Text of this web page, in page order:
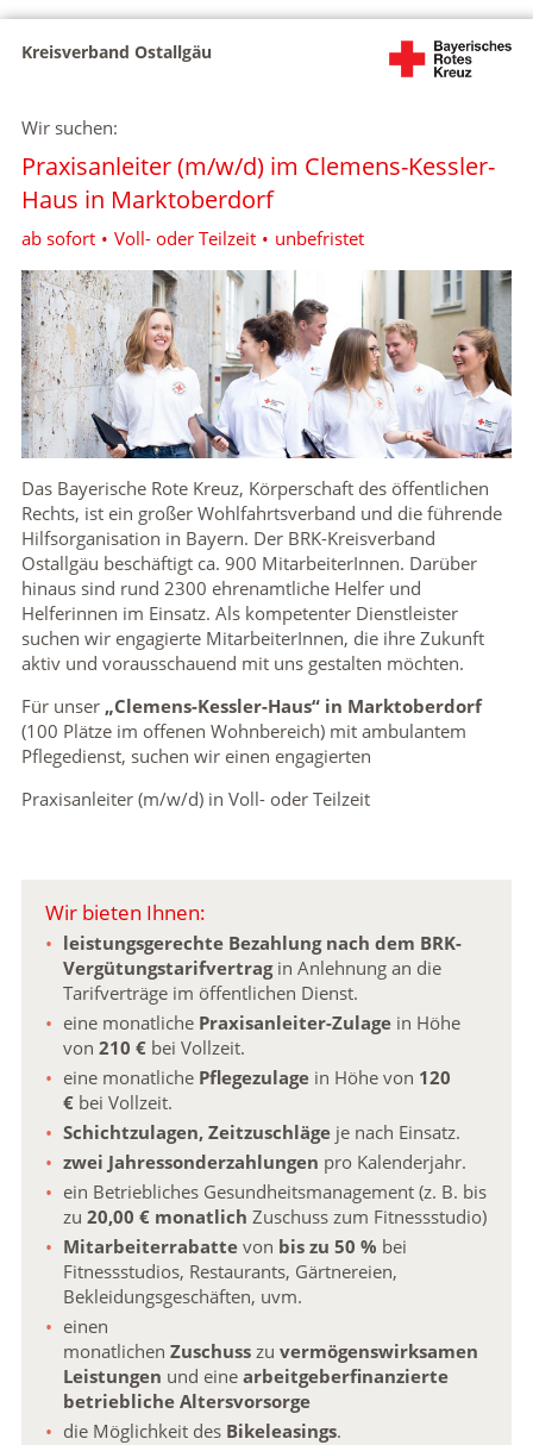
Kreisverband Ostallgäu
Wir suchen:
Praxisanleiter (m/w/d) im Clemens-Kessler-
Haus in Marktoberdorf
ab sofort Voll- oder Teilzeit unbefristet
Das Bayerische Rote Kreuz, Körperschaft des öffentlichen
Rechts, ist ein großer Wohlfahrtsverband und die führende
Hilfsorganisation in Bayern. Der BRK-Kreisverband
Ostallgäu beschäftigt ca. 900 MitarbeiterInnen. Darüber
hinaus sind rund 2300 ehrenamtliche Helfer und
Helferinnen im Einsatz. Als kompetenter Dienstleister
suchen wir engagierte MitarbeiterInnen, die ihre Zukunft
aktiv und vorausschauend mit uns gestalten möchten.
Für unser „Clemens-Kessler-Haus“ in Marktoberdorf
(100 Plätze im offenen Wohnbereich) mit ambulantem
Pflegedienst, suchen wir einen engagierten
Praxisanleiter (m/w/d) in Voll- oder Teilzeit
Wir bieten Ihnen:
leistungsgerechte Bezahlung nach dem BRK-
Vergütungstarifvertragin Anlehnung an die
Tarifverträge im öffentlichen Dienst.
eine monatliche Praxisanleiter-Zulagein Höhe
von 210 €bei Vollzeit.
eine monatliche Pflegezulagein Höhe von 120
€bei Vollzeit.
Schichtzulagen, Zeitzuschlägeje nach Einsatz.
zwei Jahressonderzahlungen pro Kalenderjahr.
ein Betriebliches Gesundheitsmanagement (z. B. bis
zu 20,00 € monatlich Zuschuss zum Fitnessstudio)
Mitarbeiterrabattevon bis zu 50 % bei
Fitnessstudios, Restaurants, Gärtnereien,
Bekleidungsgeschäften, uvm.
einen
monatlichen Zuschusszu vermögenswirksamen
Leistungen und eine arbeitgeberfinanzierte
betriebliche Altersvorsorge
die Möglichkeit des Bikeleasings.